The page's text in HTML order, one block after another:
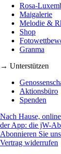
Rosa-
Maigalerie
Melodie &
Shop
Granma
→ Unterstützen
Aktionsbüro
Spenden
Nach Hause,
der App: die jW-
Abonnieren Sie
Vertrag widerrufen